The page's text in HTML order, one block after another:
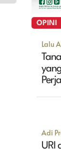
OPINI
Lalu
Adi
URI